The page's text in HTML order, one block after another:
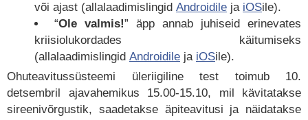
või ajast (allalaadimislingid Androidile ja iOSile).
“Ole valmis!” äpp annab juhiseid erinevates
kriisiolukordades käitumiseks
(allalaadimislingid Androidile ja iOSile).
Ohuteavitussüsteemi üleriigiline test toimub 10.
detsembril ajavahemikus 15.00-15.10, mil kävitatakse
sireenivõrgustik, saadetakse äpiteavitusi ja näidatakse